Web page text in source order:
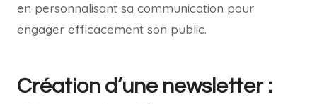
en personnalisant sa communication pour
engager efficacement son public.
Création d’une newsletter :